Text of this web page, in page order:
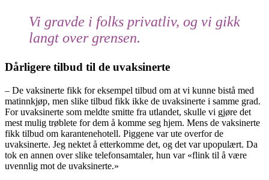
Vi gravde i folks privatliv, og vi gikk
langt over grensen.
Dårligere tilbud til de uvaksinerte
– De vaksinerte fikk for eksempel tilbud om at vi kunne bistå med
matinnkjøp, men slike tilbud fikk ikke de uvaksinerte i samme grad.
For uvaksinerte som meldte smitte fra utlandet, skulle vi gjøre det
mest mulig trøblete for dem å komme seg hjem. Mens de vaksinerte
fikk tilbud om karantenehotell. Piggene var ute overfor de
uvaksinerte. Jeg nektet å etterkomme det, og det var upopulært. Da
tok en annen over slike telefonsamtaler, hun var «flink til å være
uvennlig mot de uvaksinerte.»